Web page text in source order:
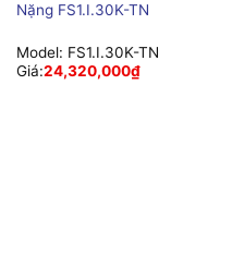
Nặng FS1.I.30K-TN
Model: FS1.I.30K-TN
Giá:24,320,000₫